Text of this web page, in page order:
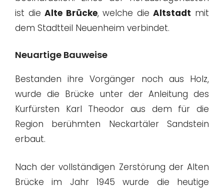
ist dieAlte Brücke, welche dieAltstadt mit
dem Stadtteil Neuenheim verbindet.
Neuartige Bauweise
Bestanden ihre Vorgänger noch aus Holz,
wurde die Brücke unter der Anleitung des
Kurfürsten Karl Theodor aus dem für die
Region berühmten Neckartäler Sandstein
erbaut.
Nach der vollständigen Zerstörung der Alten
Brücke im Jahr 1945 wurde die heutige